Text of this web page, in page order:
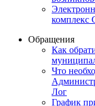
комплекс
Обращения
Как
Что
Лог
График